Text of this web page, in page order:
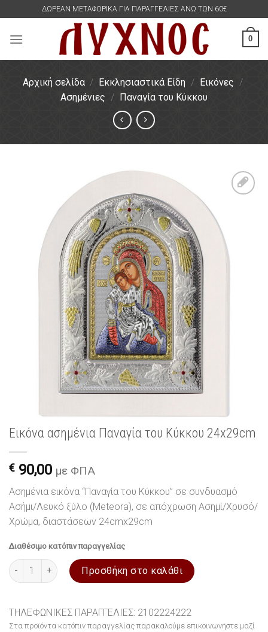
content
ΔΩΡΕΑΝ ΜΕΤΑΦΟΡΙΚΑ ΓΙΑ ΠΑΡΑΓΓΕΛΙΕΣ ΑΝΩ ΤΩΝ 60€
0
Αρχική σελίδα / Εκκλησιαστικά Είδη / Εικόνες /
Ασημένιες / Παναγία του Κύκκου
επιθυμιών
Εικόνα ασημένια Παναγία του Κύκκου 24x29cm
€ 90,00 με ΦΠΑ
Ασημένια εικόνα “Παναγία του Κύκκου” σε συνδυασμό
Ασήμι/Λευκό ξύλο (Meteora), σε απόχρωση Ασημί/Χρυσό/
Χρώμα, διαστάσεων 24cmx29cm
Διαθέσιμο κατόπιν παραγγελίας
Εικόνα ασημένια Παναγία του Κύκκου 24x29cm ποσότητα
Προσθήκη στο καλάθι
ΤΗΛΕΦΩΝΙΚΕΣ ΠΑΡΑΓΓΕΛΙΕΣ: 2102224222
Στα προϊόντα κατόπιν παραγγελίας παρακαλούμε επικοινωνήστε μαζί